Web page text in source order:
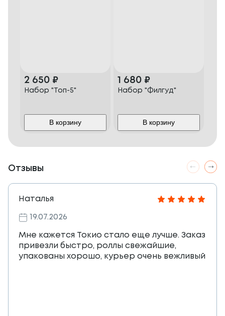
2 650 ₽
Набор "Топ-5"
В корзину
1 680 ₽
Набор "Филгуд"
В корзину
Отзывы
Наталья
19.07.2026
Мне кажется Токио стало еще лучше. Заказ
привезли быстро, роллы свежайшие,
упакованы хорошо, курьер очень вежливый